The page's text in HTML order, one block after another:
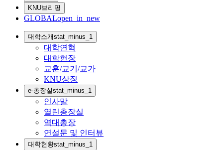
KNU브리핑
GLOBALopen_in_new
대학소개stat_minus_1
대학연혁
대학헌장
교훈/교기/교가
KNU상징
e-총장실stat_minus_1
인사말
열린총장실
역대총장
연설문 및 인터뷰
대학현황stat_minus_1